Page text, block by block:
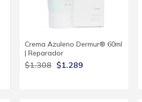
Crema Azuleno Dermur® 60ml
| Reparador
$1.289
$1.308